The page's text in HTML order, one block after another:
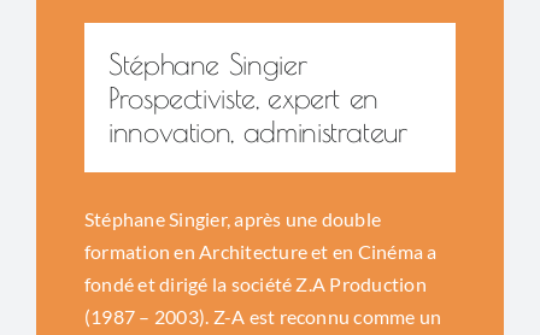
Stéphane Singier
Prospectiviste, expert en
innovation, administrateur
Stéphane Singier, après une double
formation en Architecture et en Cinéma a
fondé et dirigé la société Z.A Production
(1987 – 2003). Z-A est reconnu comme un